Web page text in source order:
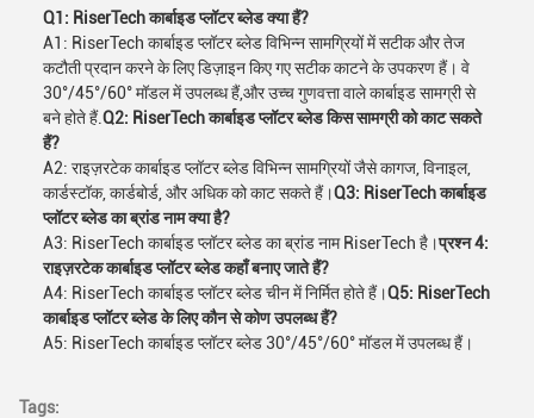
Q1: RiserTech कार्बाइड प्लॉटर ब्लेड क्या हैं?
A1: RiserTech कार्बाइड प्लॉटर ब्लेड विभिन्न सामग्रियों में सटीक और तेज
कटौती प्रदान करने के लिए डिज़ाइन किए गए सटीक काटने के उपकरण हैं। वे
30°/45°/60° मॉडल में उपलब्ध हैं,और उच्च गुणवत्ता वाले कार्बाइड सामग्री से
बने होते हैं.Q2: RiserTech कार्बाइड प्लॉटर ब्लेड किस सामग्री को काट सकते
हैं?
A2: राइज़रटेक कार्बाइड प्लॉटर ब्लेड विभिन्न सामग्रियों जैसे कागज, विनाइल,
कार्डस्टॉक, कार्डबोर्ड, और अधिक को काट सकते हैं।Q3: RiserTech कार्बाइड
प्लॉटर ब्लेड का ब्रांड नाम क्या है?
A3: RiserTech कार्बाइड प्लॉटर ब्लेड का ब्रांड नाम RiserTech है।प्रश्न 4:
राइज़रटेक कार्बाइड प्लॉटर ब्लेड कहाँ बनाए जाते हैं?
A4: RiserTech कार्बाइड प्लॉटर ब्लेड चीन में निर्मित होते हैं।Q5: RiserTech
कार्बाइड प्लॉटर ब्लेड के लिए कौन से कोण उपलब्ध हैं?
A5: RiserTech कार्बाइड प्लॉटर ब्लेड 30°/45°/60° मॉडल में उपलब्ध हैं।
Tags: